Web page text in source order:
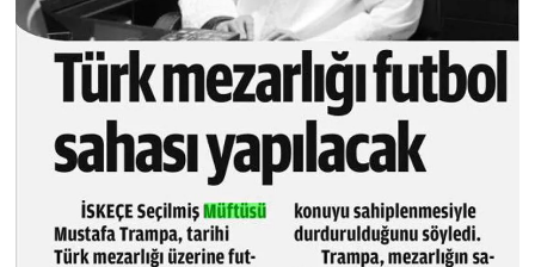
Sakarya Müftülüğü
Samsun Müftülüğü
Siirt Müftülüğü
Sinop Müftülüğü